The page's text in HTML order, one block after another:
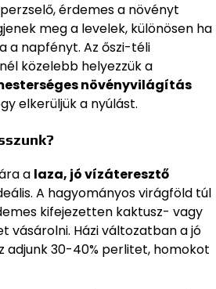
érdemes a növényt
meg a levelek, különösen ha
a napfényt. Az őszi-téli
közelebb helyezzük a
növényvilágítás
elkerüljük a nyúlást.
a laza, jó vízáteresztő
A hagyományos virágföld túl
kifejezetten kaktusz- vagy
vásárolni. Házi változatban a jó
adjunk 30-40% perlitet, homokot